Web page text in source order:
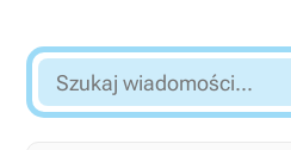
Szukaj
wiadomości...